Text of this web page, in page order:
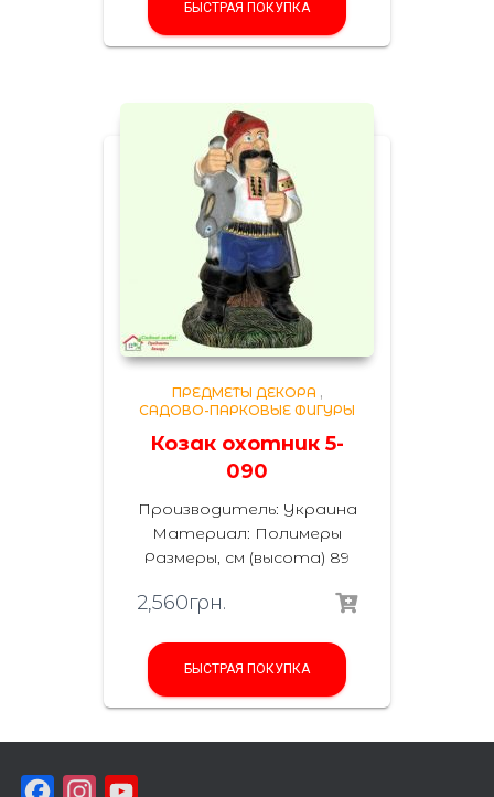
БЫСТРАЯ ПОКУПКА
ПРЕДМЕТЫ ДЕКОРА ,
САДОВО-ПАРКОВЫЕ ФИГУРЫ
Козак охотник 5-
090
Производитель: Украина
Материал: Полимеры
Размеры, см (высота) 89
2,560грн.
БЫСТРАЯ ПОКУПКА